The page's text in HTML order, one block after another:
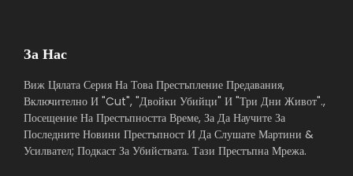
За Нас
Виж Цялата Серия На Това Престъпление Предавания,
Включително И "Cut", "Двойки Убийци" И "Три Дни Живот".,
Посещение На Престъпността Време, За Да Научите За
Последните Новини Престъпност И Да Слушате Мартини &
Усилвател; Подкаст За Убийствата. Тази Престъпна Мрежа.